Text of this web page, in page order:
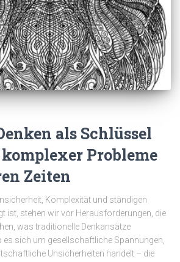
als Schlüssel
Probleme
Zeiten
Komplexität und ständigen
ist, stehen wir vor Herausforderungen, die
was traditionelle Denkansätze
es sich um gesellschaftliche Spannungen,
Unsicherheiten handelt – die